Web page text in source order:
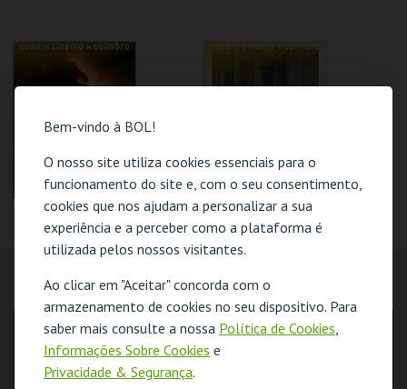
Bem-vindo à BOL!
O nosso site utiliza cookies essenciais para o
funcionamento do site e, com o seu consentimento,
cookies que nos ajudam a personalizar a sua
experiência e a perceber como a plataforma é
utilizada pelos nossos visitantes.
Ao clicar em "Aceitar" concorda com o
armazenamento de cookies no seu dispositivo. Para
saber mais consulte a nossa Política de Cookies
Informações Sobre Cookies e
Privacidade & Segurança.
CASA DO CINEMA
DE COIMBRA
CASA DO CINEMA
A ODISSEIA
DE COIMBRA
MAIS INFO
COMPRAR
O CONVITE
DE COIMBRA
MAIS INFO
LOCALIZAÇÃO
MORADA
Rua Antero de Quental, nº 236, 7º piso, Cx 709, Estúdio 1
3000-033 Coimbra
O evento escolhido não está disponível
OK